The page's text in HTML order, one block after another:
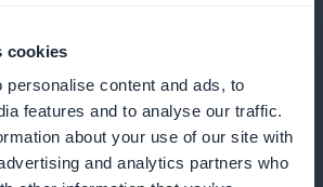
cookies
personalise content and ads, to
features and to analyse our traffic.
about your use of our site with
and analytics partners who
hjelpe studentene med å forbedre
av italiensk